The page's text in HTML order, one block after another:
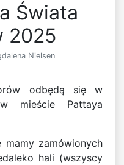
Świata
2025
Nielsen
odbędą się w
mieście Pattaya
mamy zamówionych
hali (wszyscy